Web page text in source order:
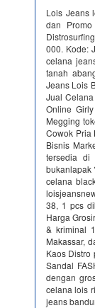
Lois Jeans
dan
000. Kode:
celana
tanah
Jeans Lois
Jual
Online
Megging
Cowok Pria
Bisnis
tersedia di
bukanlapak
celana
38, 1 pcs
Harga
& kriminal
Makassar,
Kaos Distro
Sandal
dengan
celana lois
jeans